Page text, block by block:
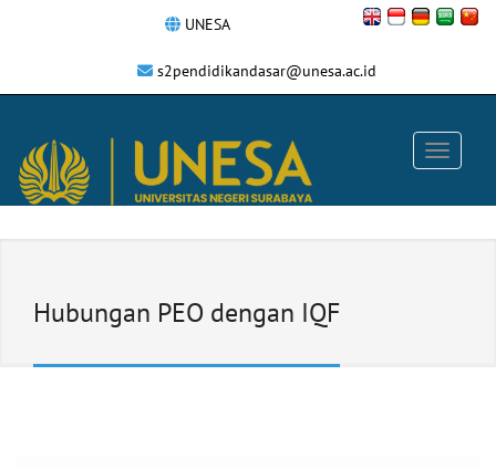
UNESA
s2pendidikandasar@unesa.ac.id
Hubungan PEO dengan IQF